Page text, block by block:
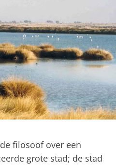
filosoof over een
grote stad; de stad